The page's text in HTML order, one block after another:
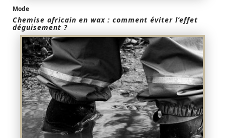
Mode
Chemise africain en wax : comment éviter l’effet
déguisement ?